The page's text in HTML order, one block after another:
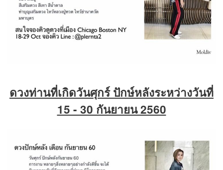
ดวงท่านที่เกิดวันศุกร์ ปักษ์หลังระหว่างวันที่
15 - 30 กันยายน 2560